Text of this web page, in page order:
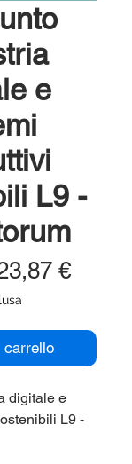
e
L9 -
€Prezzo
carrello
digitale e
L9 -